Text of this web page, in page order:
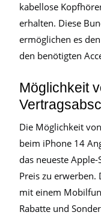
kabellose
erhalten. Diese
ermöglichen es
den benötigten
Möglichkeit
Die Möglichkeit
beim iPhone 14
das neueste
Preis zu erwerben.
mit einem
Rabatte und